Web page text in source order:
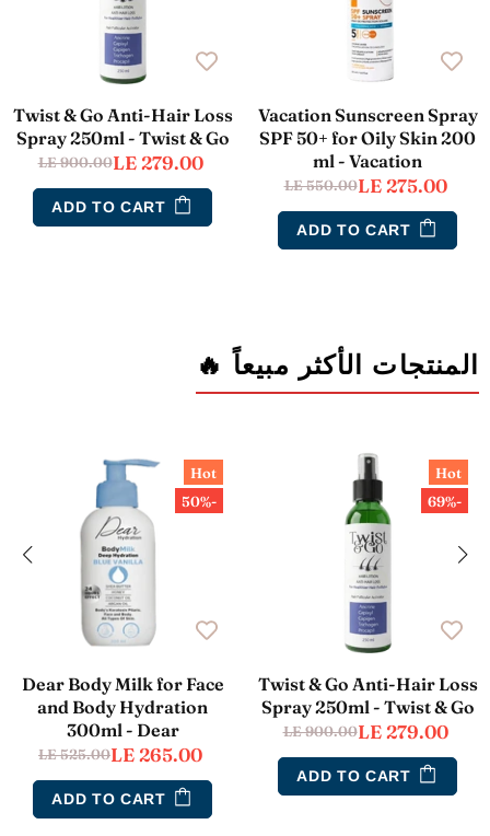
Vacation Sunscreen Spray
SPF 50+ for Oily Skin 200
ml - Vacation
LE 550.00LE 275.00
ADD TO CART
Twist & Go Anti-Hair Loss
Spray 250ml - Twist & Go
LE 900.00LE 279.00
ADD TO CART
المنتجات الأكثر مبيعاً 🔥
Hot
-69%
Twist & Go Anti-Hair Loss
Spray 250ml - Twist & Go
LE 900.00LE 279.00
ADD TO CART
Hot
-50%
Dear Body Milk for Face
and Body Hydration
300ml - Dear
LE 525.00LE 265.00
ADD TO CART